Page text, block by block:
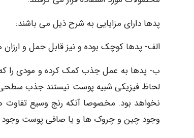
پدها دارای مزایایی به شرح ذیل می باشند:
الف- پدها کوچک بوده و نیز قابل حمل و
ب- پدها به عمل جذب کمک کرده و مودی را که
وجود چین و چروک ها و یا صافی پوست وجود